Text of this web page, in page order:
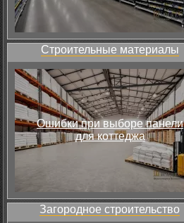
Строительные материалы
Ошибки при выборе панели
для коттеджа
Загородное строительство